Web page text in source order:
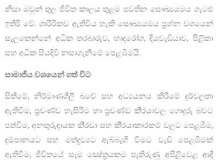
නිසා ඔවුන් තුල ජීවිත කාලය තුළම පවතින සෞඛ්‍යයමය ගැටළු
ඉතිරි වේ. ශාරීරිකව ඇතිවිය හැකි සෞඛ්‍යයමය ප‍්‍රශ්න වශයෙන්
සැලකෙන්නේ අධික තරබාරුව, හෘදරෝග, දියවැඩියාව, පිළිකා
සහ අධික සියදිවි නසාගැනීමේ පෙළඹීමයි.
සාමාජීය වශයෙන් ගත් විට
සිතීමේ, නිර්මාණශීලී බවේ සහ අධ්‍යයනය කිරීමේ දුර්වලතා
ඇතිවීම, ප‍්‍රචණ්ඩ හැසිරීම හා ප‍්‍රචණ්ඩ කි‍්‍රයාවල ගොදුරු බවට
පත්වීම, අනතුරුදායක කි‍්‍රඩා සහ කි‍්‍රයාකාරකම් වලට පෙළඹීම,
දුම්පානයට සහ මත්ද්‍රව්‍යට ඇබ්බැහි වීමට වැඩි පෙළඹීමක්
ඇතිවීම, ජීවිතයේ සෑම ක්‍ෂේත‍්‍රයකම පැතිරුණු අපිළිවෙළ ආදී